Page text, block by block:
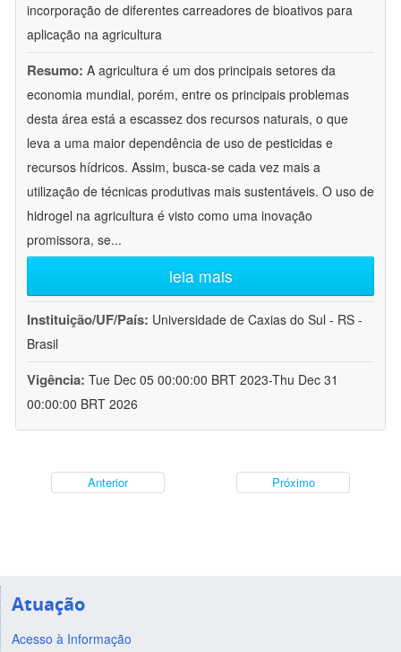
incorporação de diferentes carreadores de bioativos para
aplicação na agricultura
Resumo: A agricultura é um dos principais setores da
economia mundial, porém, entre os principais problemas
desta área está a escassez dos recursos naturais, o que
leva a uma maior dependência de uso de pesticidas e
recursos hídricos. Assim, busca-se cada vez mais a
utilização de técnicas produtivas mais sustentáveis. O uso de
hidrogel na agricultura é visto como uma inovação
promissora, se...
leia mais
Instituição/UF/País: Universidade de Caxias do Sul - RS -
Brasil
Vigência: Tue Dec 05 00:00:00 BRT 2023-Thu Dec 31
00:00:00 BRT 2026
Anterior Próximo
Atuação
Acesso à Informação